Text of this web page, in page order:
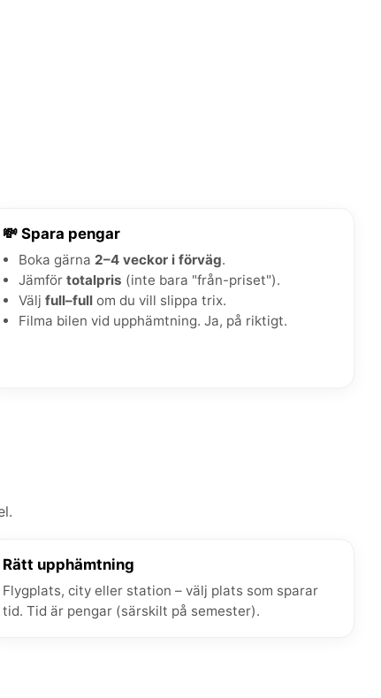
💸 Spara pengar
Boka gärna 2–4 veckor i förväg.
Jämför totalpris (inte bara "från-priset").
Välj full–fullom du vill slippa trix.
Filma bilen vid upphämtning. Ja, på riktigt.
Rätt upphämtning
Flygplats, city eller station – välj plats som sparar
tid. Tid är pengar (särskilt på semester).